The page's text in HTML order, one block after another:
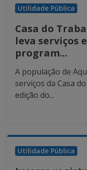
Utilidade Pública
Casa do
leva serviços
program...
A população de
serviços da Casa
edição do...
Utilidade Pública